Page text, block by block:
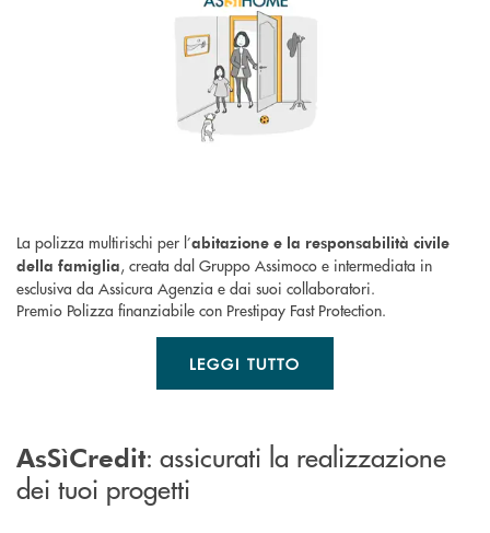
La polizza multirischi per l’abitazione e la responsabilità civile
della famiglia, creata dal Gruppo Assimoco e intermediata in
esclusiva da Assicura Agenzia e dai suoi collaboratori.
Premio Polizza finanziabile con Prestipay Fast Protection.
LEGGI TUTTO
AsSìCredit: assicurati la realizzazione
dei tuoi progetti